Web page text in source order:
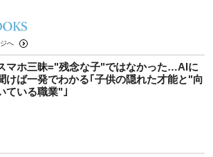
へ
マホ三昧="残念な子"ではなかった…AIに
けば一発でわかる｢子供の隠れた才能と"向
ている職業"｣